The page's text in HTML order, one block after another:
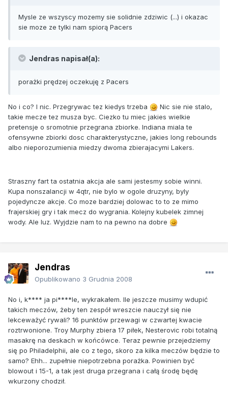
Mysle ze wszyscy mozemy sie solidnie zdziwic (...) i okazac
sie moze ze tylki nam spiorą Pacers
Jendras napisał(a):
porażki prędzej oczekuję z Pacers
No i co? I nic. Przegrywac tez kiedys trzeba
Nic sie nie stalo,
takie mecze tez musza byc. Ciezko tu miec jakies wielkie
pretensje o sromotnie przegrana zbiorke. Indiana miala te
ofensywne zbiorki dosc charakterystyczne, jakies long rebounds
albo nieporozumienia miedzy dwoma zbierajacymi Lakers.
Straszny fart ta ostatnia akcja ale sami jestesmy sobie winni.
Kupa nonszalancji w 4qtr, nie bylo w ogole druzyny, byly
pojedyncze akcje. Co moze bardziej dolowac to to ze mimo
frajerskiej gry i tak mecz do wygrania. Kolejny kubelek zimnej
wody. Ale luz. Wyjdzie nam to na pewno na dobre
Jendras
Opublikowano 3 Grudnia 2008
No i, k**** ja pi****le, wykrakałem. Ile jeszcze musimy wdupić
takich meczów, żeby ten zespół wreszcie nauczył się nie
lekceważyć rywali? 16 punktów przewagi w czwartej kwacie
roztrwonione. Troy Murphy zbiera 17 piłek, Nesterovic robi totalną
masakrę na deskach w końcówce. Teraz pewnie przejedziemy
się po Philadelphii, ale co z tego, skoro za kilka meczów będzie to
samo? Ehh... zupełnie niepotrzebna porażka. Powinien być
blowout i 15-1, a tak jest druga przegrana i całą środę będę
wkurzony chodził.